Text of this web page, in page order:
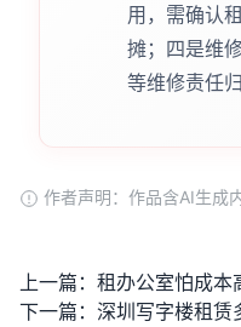
用，需确认
摊；四是维
等维修责任
作者声明：作品含AI生成
上一篇：
下一篇：